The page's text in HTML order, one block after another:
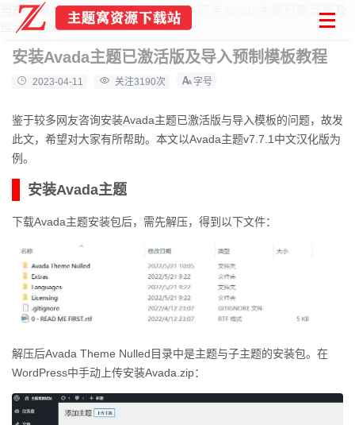
当前位置： 首页 技术教程
安装Avada主题已激活版及
导入预制模板教程
安装Avada主题已激活版及导入预制模板教程
2023-04-11 关注3190次
鉴于较多网友咨询安装Avada主题已激活版与导入模板的问题，故发
此文，希望对大家有所帮助。本文以Avada主题v7.7.1中文汉化版为
例。
安装Avada主题
下载Avada主题安装包后，需先解压，得到以下文件：
解压后Avada Theme Nulled目录中是主题与子主题的安装包。在
WordPress中手动上传安装Avada.zip：